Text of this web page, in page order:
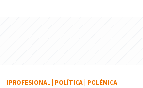
IPROFESIONAL POLÍTICA POLÉMICA